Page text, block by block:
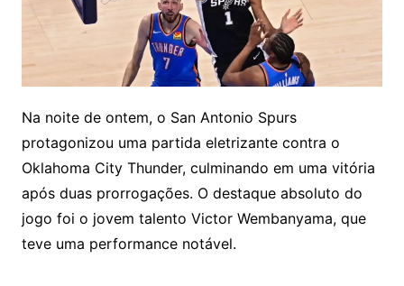
Na noite de ontem, o San Antonio Spurs
protagonizou uma partida eletrizante contra o
Oklahoma City Thunder, culminando em uma vitória
após duas prorrogações. O destaque absoluto do
jogo foi o jovem talento Victor Wembanyama, que
teve uma performance notável.